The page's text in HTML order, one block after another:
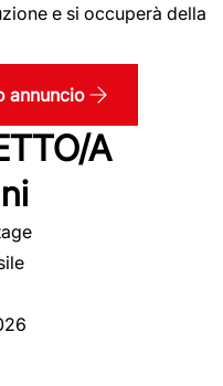
e si occuperà della
annuncio
A